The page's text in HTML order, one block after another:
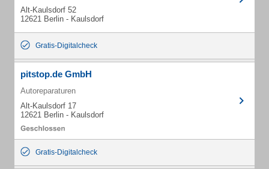
Alt-Kaulsdorf 52
12621 Berlin - Kaulsdorf
Gratis-Digitalcheck
pitstop.de GmbH
Autoreparaturen
Alt-Kaulsdorf 17
12621 Berlin - Kaulsdorf
Gratis-Digitalcheck